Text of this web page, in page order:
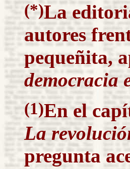
(*)La
autores
pequeñita,
democracia
(1)En el
La
pregunta